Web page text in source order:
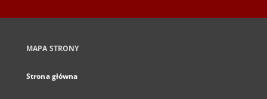
MAPA STRONY
Strona główna